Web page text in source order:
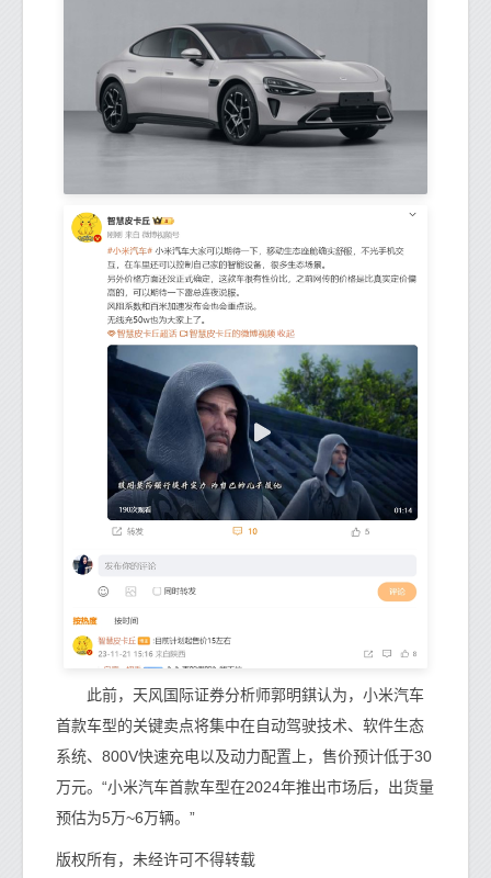
此前，天风国际证券分析师郭明錤认为，小米汽车
首款车型的关键卖点将集中在自动驾驶技术、软件生态
系统、800V快速充电以及动力配置上，售价预计低于30
万元。“小米汽车首款车型在2024年推出市场后，出货量
预估为5万~6万辆。”
版权所有，未经许可不得转载